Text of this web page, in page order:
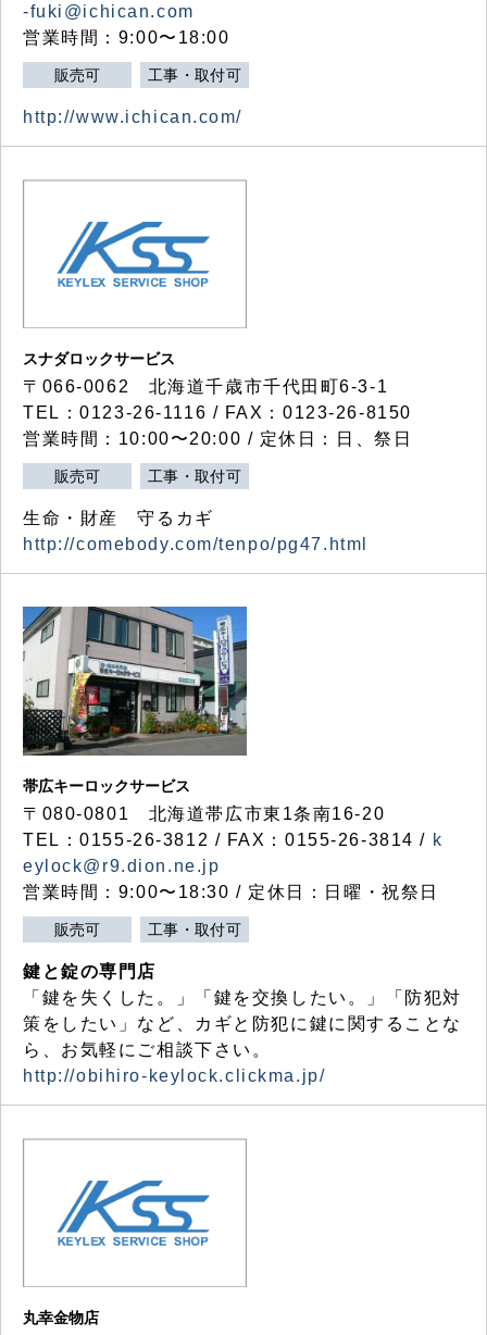
-fuki@ichican.com
営業時間：9:00〜18:00
販売可 工事・取付可
http://www.ichican.com/
スナダロックサービス
〒066-0062 北海道千歳市千代田町6-3-1
TEL：0123-26-1116 / FAX：0123-26-8150
営業時間：10:00〜20:00 / 定休日：日、祭日
販売可 工事・取付可
生命・財産 守るカギ
http://comebody.com/tenpo/pg47.html
帯広キーロックサービス
〒080-0801 北海道帯広市東1条南16-20
TEL：0155-26-3812 / FAX：0155-26-3814 / k
eylock@r9.dion.ne.jp
営業時間：9:00〜18:30 / 定休日：日曜・祝祭日
販売可 工事・取付可
鍵と錠の専門店
「鍵を失くした。」「鍵を交換したい。」「防犯対
策をしたい」など、カギと防犯に鍵に関することな
ら、お気軽にご相談下さい。
http://obihiro-keylock.clickma.jp/
丸幸金物店